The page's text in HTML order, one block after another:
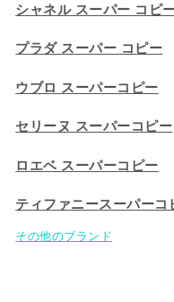
シャネル スーパー コピ
プラダ スーパー コピー
ウブロ スーパーコピー
セリーヌ スーパーコピー​
ロエベ スーパーコピー
ティファニースーパーコ
その他のブランド